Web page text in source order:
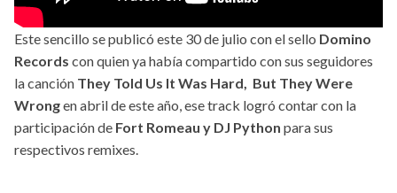
Este sencillo se publicó este 30 de julio con el sello Domino
Records con quien ya había compartido con sus seguidores
la canción They Told Us It Was Hard, But They Were
Wrongen abril de este año, ese track logró contar con la
participación de Fort Romeau y DJ Python para sus
respectivos remixes.